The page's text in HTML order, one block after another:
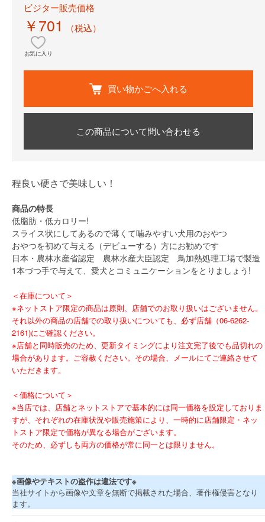
ビジター販売価格
￥701 （税込）
お気に入り
買い物かごへ入れる
この商品について問い合わせる
程良い硬さで美味しい！
商品の特長
低脂肪・低カロリー!
スライス状にしてあるので薄くて噛みやすい犬用のおやつ
おやつを初めて与える（デビューする）方にお勧めです
日本・農林水産省認定 農林水産大臣認定 鳥加熱処理工場で製造
1本づつ手で与えて、愛犬とコミュニケーションをとりましょう!
＜在庫について＞
※ネットストア限定の商品は原則、店舗でのお取り扱いはございません。
それ以外の商品の店舗での取り扱いについても、必ず店舗（06-6262-
2161)にご確認ください。
※店舗と同時販売のため、更新タイミングにより注文完了後でも品切れの
場合があります。ご容赦ください。その場合、メールにてご連絡させて
いただきます。
＜価格について＞
※当店では、店舗とネットストアで基本的には同一価格を設定しておりま
すが、それぞれの在庫状況や販売施策により、一時的に店舗限定・ネッ
トストア限定で価格が異なる場合がございます。
そのため、必ずしも両方の価格が常に同一とは限りません。
※画像やテキストの盗作は違法です※
当社サイトから画像や文章を無断で掲載された場合、著作権侵害となり
ます。